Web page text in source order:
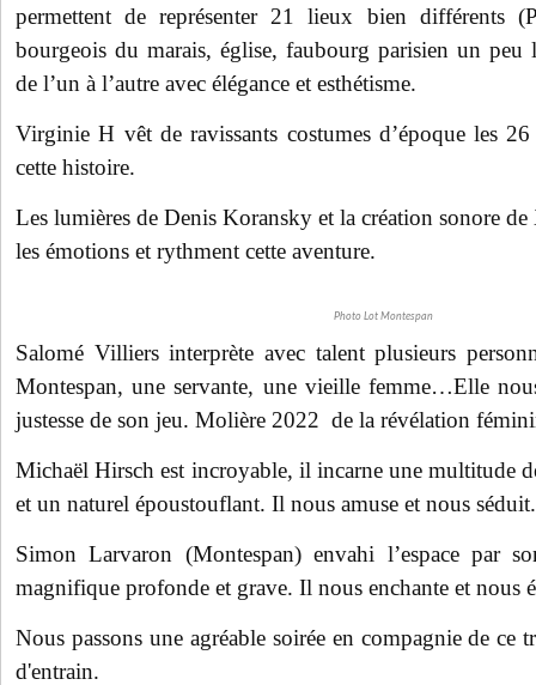
permettent de représenter 21 lieux bien différents
bourgeois du marais, église, faubourg parisien un
de l’un à l’autre avec élégance et esthétisme.
Virginie H vêt de ravissants costumes d’époque les
cette histoire.
Les lumières de Denis Koransky et la création sonore
les émotions et rythment cette aventure.
Photo Lot Montespan
Salomé Villiers interprète avec talent plusieurs
Montespan, une servante, une vieille femme…Elle
justesse de son jeu. Molière 2022 de la révélation
Michaël Hirsch est incroyable, il incarne une multitude
et un naturel époustouflant. Il nous amuse et nous séduit.
Simon Larvaron (Montespan) envahi l’espace par
magnifique profonde et grave. Il nous enchante et nous
Nous passons une agréable soirée en compagnie de ce
d'entrain.